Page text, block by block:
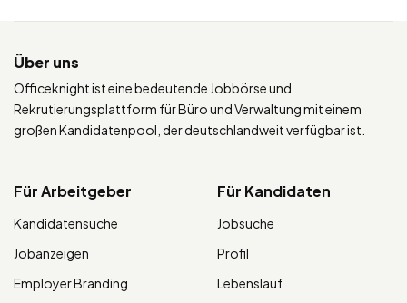
Über uns
Officeknight ist eine bedeutende Jobbörse und
Rekrutierungsplattform für Büro und Verwaltung mit einem
großen Kandidatenpool, der deutschlandweit verfügbar ist.
Für Arbeitgeber
Kandidatensuche
Jobanzeigen
Employer Branding
Für Kandidaten
Jobsuche
Profil
Lebenslauf